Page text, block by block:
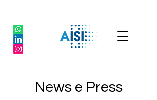
News e Press